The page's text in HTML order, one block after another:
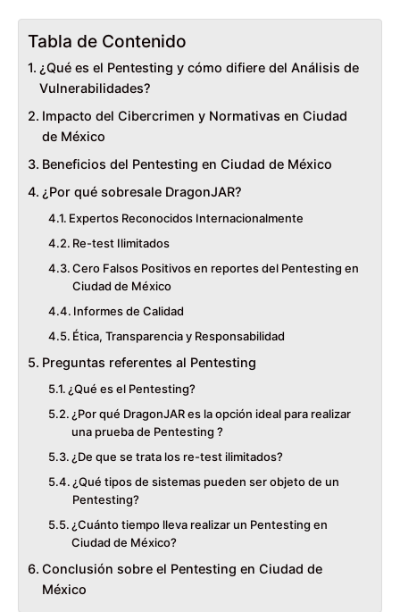
Tabla de Contenido
¿Qué es el Pentesting y cómo difiere del Análisis de
Vulnerabilidades?
Impacto del Cibercrimen y Normativas en Ciudad
de México
Beneficios del Pentesting en Ciudad de México
¿Por qué sobresale DragonJAR?
Expertos Reconocidos Internacionalmente
Re-test Ilimitados
Cero Falsos Positivos en reportes del Pentesting en
Ciudad de México
Informes de Calidad
Ética, Transparencia y Responsabilidad
Preguntas referentes al Pentesting
¿Qué es el Pentesting?
¿Por qué DragonJAR es la opción ideal para realizar
una prueba de Pentesting ?
¿De que se trata los re-test ilimitados?
¿Qué tipos de sistemas pueden ser objeto de un
Pentesting?
¿Cuánto tiempo lleva realizar un Pentesting en
Ciudad de México?
Conclusión sobre el Pentesting en Ciudad de
México